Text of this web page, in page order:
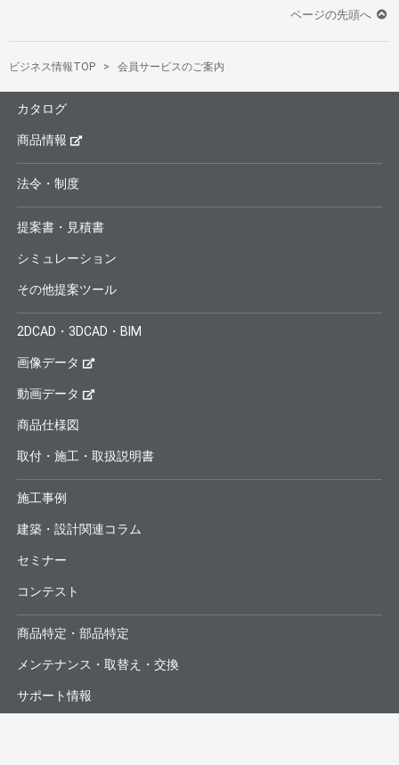
ページの先頭へ
ビジネス情報TOP 会員サービスのご案内
カタログ
商品情報
法令・制度
提案書・見積書
シミュレーション
その他提案ツール
2DCAD・3DCAD・BIM
画像データ
動画データ
商品仕様図
取付・施工・取扱説明書
施工事例
建築・設計関連コラム
セミナー
コンテスト
商品特定・部品特定
メンテナンス・取替え・交換
サポート情報